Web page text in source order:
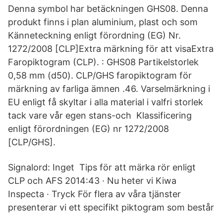
Denna symbol har betäckningen GHS08. Denna
produkt finns i plan aluminium, plast och som
Känneteckning enligt förordning (EG) Nr.
1272/2008 [CLP]Extra märkning för att visaExtra
Faropiktogram (CLP). : GHS08 Partikelstorlek
0,58 mm (d50). CLP/GHS faropiktogram för
märkning av farliga ämnen .46. Varselmärkning i
EU enligt få skyltar i alla material i valfri storlek
tack vare vår egen stans-och Klassificering
enligt förordningen (EG) nr 1272/2008
[CLP/GHS].
Signalord: Inget Tips för att märka rör enligt
CLP och AFS 2014:43 · Nu heter vi Kiwa
Inspecta · Tryck För flera av våra tjänster
presenterar vi ett specifikt piktogram som består